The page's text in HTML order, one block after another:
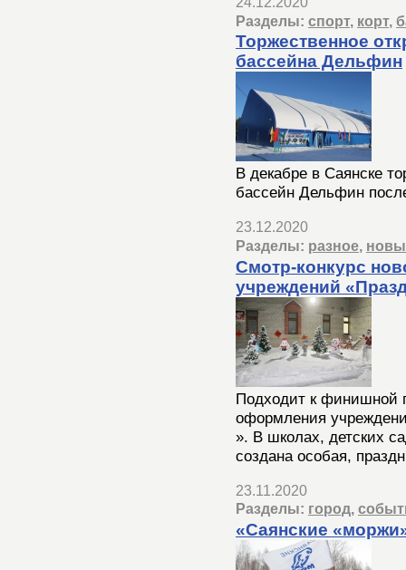
Разделы: спорт, корт,
Торжественное
бассейна Дельфин
В декабре в Саянске
бассейн Дельфин
23.12.2020
Разделы: разное,
Смотр-конкурс
учреждений
Подходит к финишной
оформления
». В школах, детских
создана особая,
23.11.2020
Разделы: город,
«Саянские